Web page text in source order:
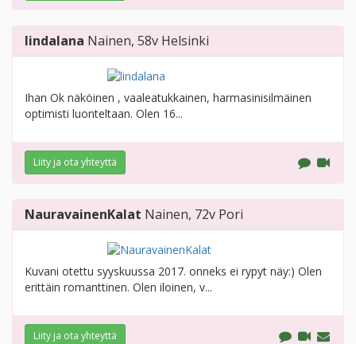
lindalana Nainen, 58v Helsinki
Ihan Ok näköinen , vaaleatukkainen, harmasinisilmäinen
optimisti luonteltaan. Olen 16...
Liity ja ota yhteyttä
NauravainenKalat Nainen, 72v Pori
Kuvani otettu syyskuussa 2017. onneks ei rypyt näy:) Olen
erittäin romanttinen. Olen iloinen, v...
Liity ja ota yhteyttä